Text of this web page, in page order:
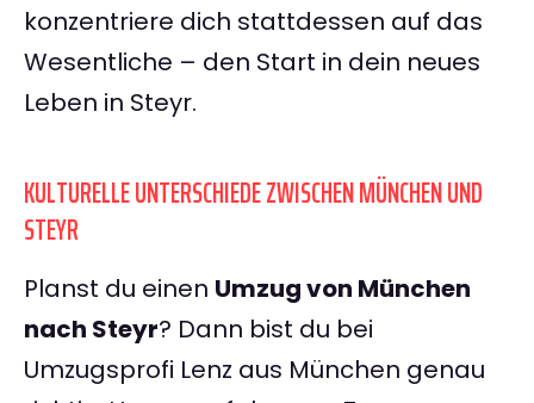
konzentriere dich stattdessen auf das
Wesentliche – den Start in dein neues
Leben in Steyr.
KULTURELLE UNTERSCHIEDE ZWISCHEN MÜNCHEN UND
STEYR
Planst du einen Umzug von München
nach Steyr? Dann bist du bei
Umzugsprofi Lenz aus München genau